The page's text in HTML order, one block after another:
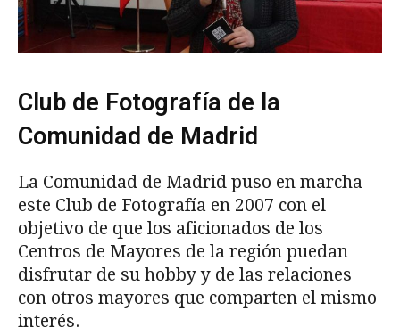
Club de Fotografía de la
Comunidad de Madrid
La Comunidad de Madrid puso en marcha
este Club de Fotografía en 2007 con el
objetivo de que los aficionados de los
Centros de Mayores de la región puedan
disfrutar de su hobby y de las relaciones
con otros mayores que comparten el mismo
interés.